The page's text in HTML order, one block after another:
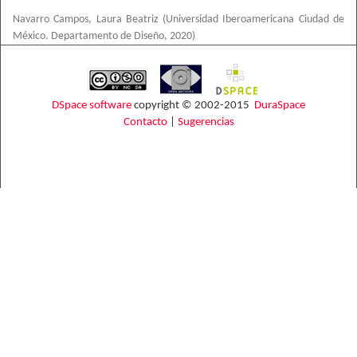
Navarro Campos, Laura Beatriz (Universidad Iberoamericana Ciudad de
México. Departamento de Diseño, 2020)
DSpace software copyright © 2002-2015 DuraSpace
Contacto| Sugerencias